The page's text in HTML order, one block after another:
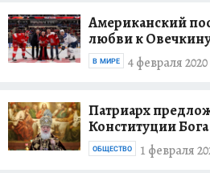
Американский
любви к
4 февраля 2020
В МИРЕ
Патриарх
Конституции Бога
1 февраля
ОБЩЕСТВО